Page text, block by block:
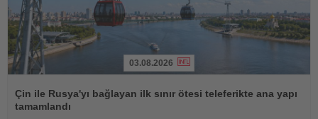
Oku
03.08.2026
Çin ile Rusya'yı bağlayan ilk sınır ötesi teleferikte ana yapı
tamamlandı